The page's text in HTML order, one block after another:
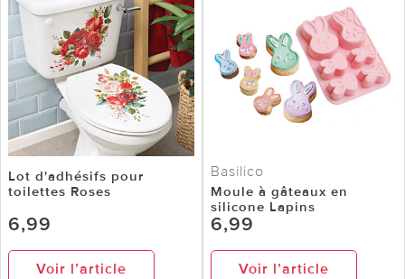
Lot d'adhésifs pour
toilettes Roses
6,99
Voir l’article
Basilico
Moule à gâteaux en
silicone Lapins
6,99
Voir l’article